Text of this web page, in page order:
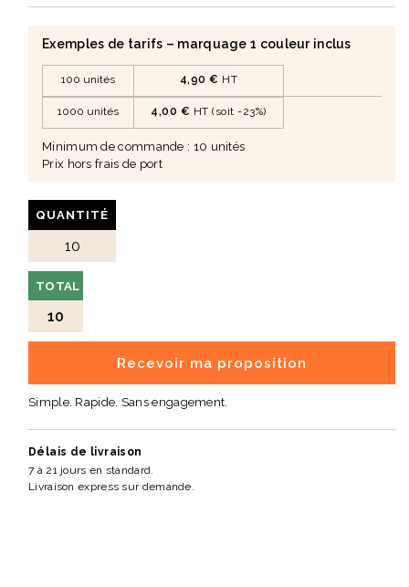
Exemples de tarifs – marquage 1 couleur inclus
100 unités 4,90 € HT
1000 unités 4,00 € HT (soit -23%)
Minimum de commande : 10 unités
Prix hors frais de port
QUANTITÉ
TOTAL
10
Recevoir ma proposition
Simple. Rapide. Sans engagement.
Délais de livraison
7 à 21 jours en standard.
Livraison express sur demande.